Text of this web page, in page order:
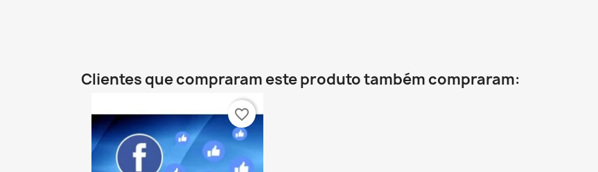
Clientes que compraram este produto também compraram:
favorite_border